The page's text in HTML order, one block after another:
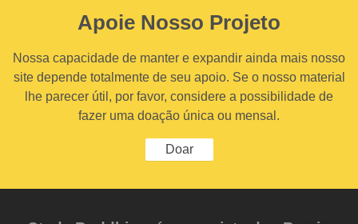
Apoie Nosso Projeto
Nossa capacidade de manter e expandir ainda mais nosso
site depende totalmente de seu apoio. Se o nosso material
lhe parecer útil, por favor, considere a possibilidade de
fazer uma doação única ou mensal.
Doar